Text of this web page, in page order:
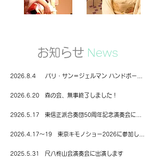
お知らせ News
2026.8.4 パリ・サン＝ジェルマン ハンドボール
講師活動
2026.6.20 森の会、無事終了しました！
講師活動
2926.5.17 東信正派合奏団50周年記念演奏会に出
講師活動
2026.4.17〜19 東京キモノショー2026に参加しま
講師活動
2025.5.31 尺八柊山会演奏会に出演します